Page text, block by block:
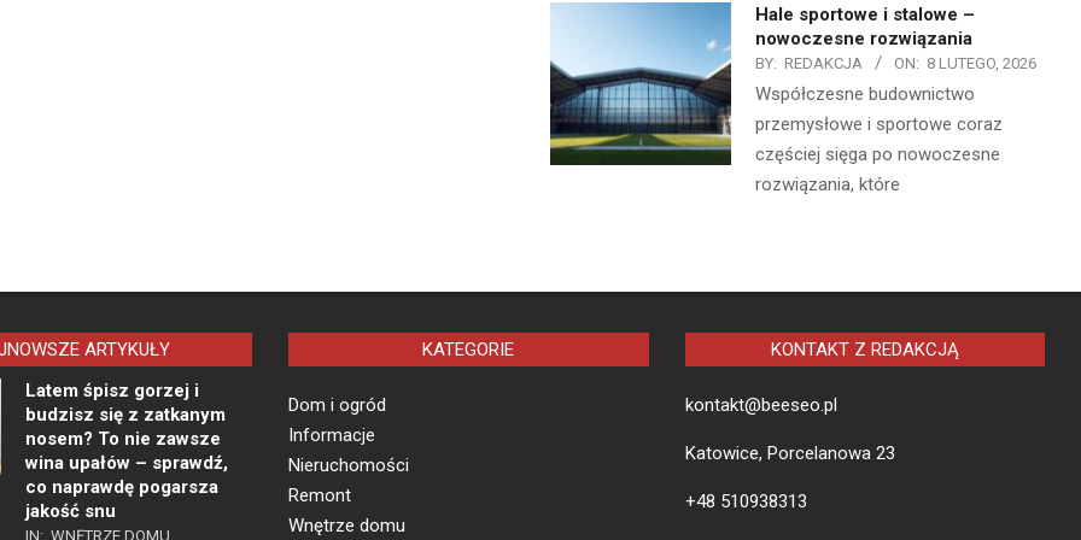
Hale sportowe i stalowe –
nowoczesne rozwiązania
BY: REDAKCJA ON: 8 LUTEGO, 2026
Współczesne budownictwo
przemysłowe i sportowe coraz
częściej sięga po nowoczesne
rozwiązania, które
ARTYKUŁY
Latem śpisz gorzej i
budzisz się z zatkanym
nosem? To nie zawsze
wina upałów – sprawdź,
co naprawdę pogarsza
jakość snu
IN: WNĘTRZE DOMU
KATEGORIE
Dom i ogród
Informacje
Nieruchomości
Remont
Wnętrze domu
KONTAKT Z REDAKCJĄ
kontakt@beeseo.pl
Katowice, Porcelanowa 23
+48 510938313